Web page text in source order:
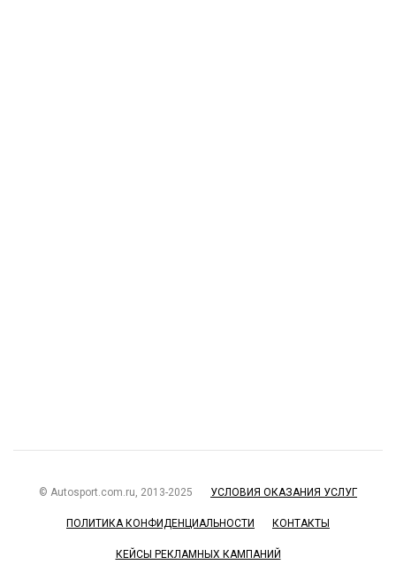
© Autosport.com.ru, 2013-2025 УСЛОВИЯ ОКАЗАНИЯ УСЛУГ
ПОЛИТИКА КОНФИДЕНЦИАЛЬНОСТИ КОНТАКТЫ
КЕЙСЫ РЕКЛАМНЫХ КАМПАНИЙ